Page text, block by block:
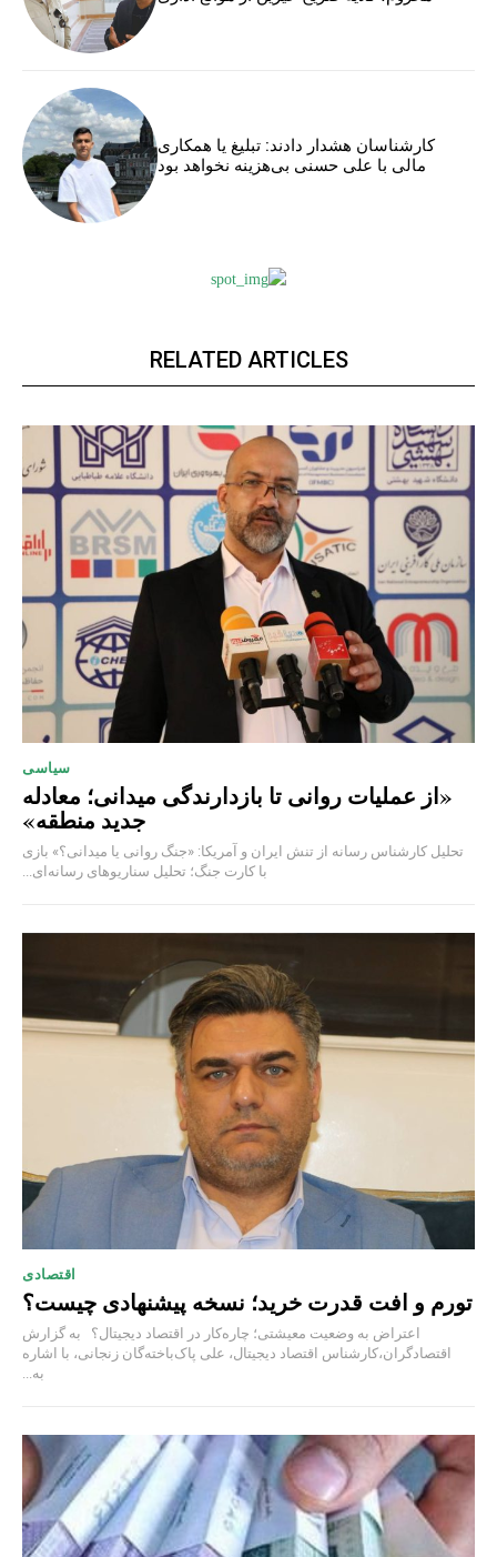
کارشناسان هشدار دادند: تبلیغ یا همکاری
مالی با علی حسنی بی‌هزینه نخواهد بود
RELATED ARTICLES
سیاسی
«از عملیات روانی تا بازدارندگی میدانی؛ معادله
جدید منطقه»
تحلیل کارشناس رسانه از تنش ایران و آمریکا: «جنگ روانی یا میدانی؟» بازی
با کارت جنگ؛ تحلیل سناریوهای رسانه‌ای...
اقتصادی
تورم و افت قدرت خرید؛ نسخه پیشنهادی چیست؟
اعتراض به وضعیت معیشتی؛ چاره‌کار در اقتصاد دیجیتال؟ به گزارش
اقتصادگران،کارشناس اقتصاد دیجیتال، علی پاک‌باخته‌گان زنجانی، با اشاره
به...